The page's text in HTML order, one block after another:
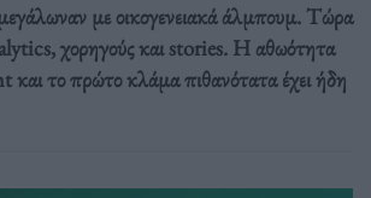
με οικογενειακά άλμπουμ. Τώρα
χορηγούς και stories. Η αθωότητα
το πρώτο κλάμα πιθανότατα έχει ήδη